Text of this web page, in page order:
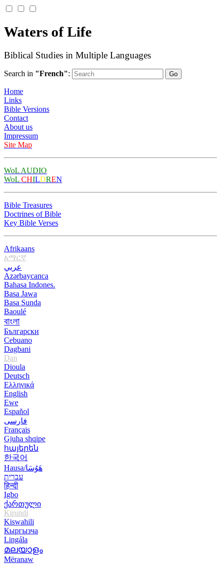
Waters of Life
Biblical Studies in Multiple Languages
Search in "French":
Home
Links
Bible Versions
Contact
About us
Impressum
Site Map
WoL AUDIO
WoL CHILDREN
Bible Treasures
Doctrines of Bible
Key Bible Verses
Afrikaans
አማርኛ
عربي
Azərbaycanca
Bahasa Indones.
Basa Jawa
Basa Sunda
Baoulé
বাংলা
Български
Cebuano
Dagbani
Dan
Dioula
Deutsch
Ελληνικά
English
Ewe
Español
فارسی
Français
Gjuha shqipe
հայերեն
한국어
Hausa/هَوُسَا
עברית
हिन्दी
Igbo
ქართული
Kirundi
Kiswahili
Кыргызча
Lingála
മലയാളം
Mëranaw